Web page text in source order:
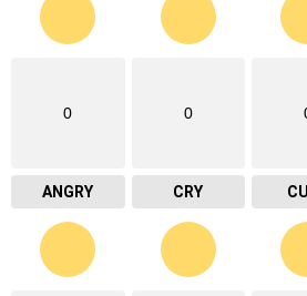
0
ANGRY
0
CRY